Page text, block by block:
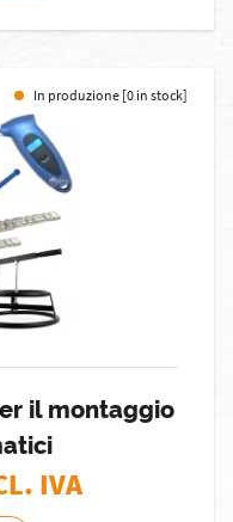
In produzione [0 in stock]
il montaggio
IVA